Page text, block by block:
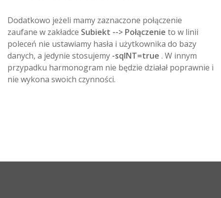
Dodatkowo jeżeli mamy zaznaczone połączenie
zaufane w zakładce Subiekt --> Połączenie to w linii
poleceń nie ustawiamy hasła i użytkownika do bazy
danych, a jedynie stosujemy -sqlNT=true . W innym
przypadku harmonogram nie będzie działał poprawnie i
nie wykona swoich czynności.